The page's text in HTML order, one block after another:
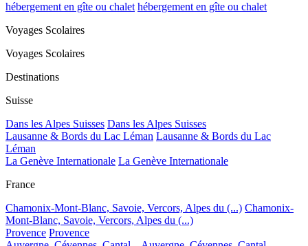
hébergement en gîte ou chalet hébergement en gîte ou chalet
Voyages Scolaires
Voyages Scolaires
Destinations
Suisse
Dans les Alpes Suisses Dans les Alpes Suisses
Lausanne & Bords du Lac Léman Lausanne & Bords du Lac
Léman
La Genève Internationale La Genève Internationale
France
Chamonix-Mont-Blanc, Savoie, Vercors, Alpes du (...) Chamonix-
Mont-Blanc, Savoie, Vercors, Alpes du (...)
Provence Provence